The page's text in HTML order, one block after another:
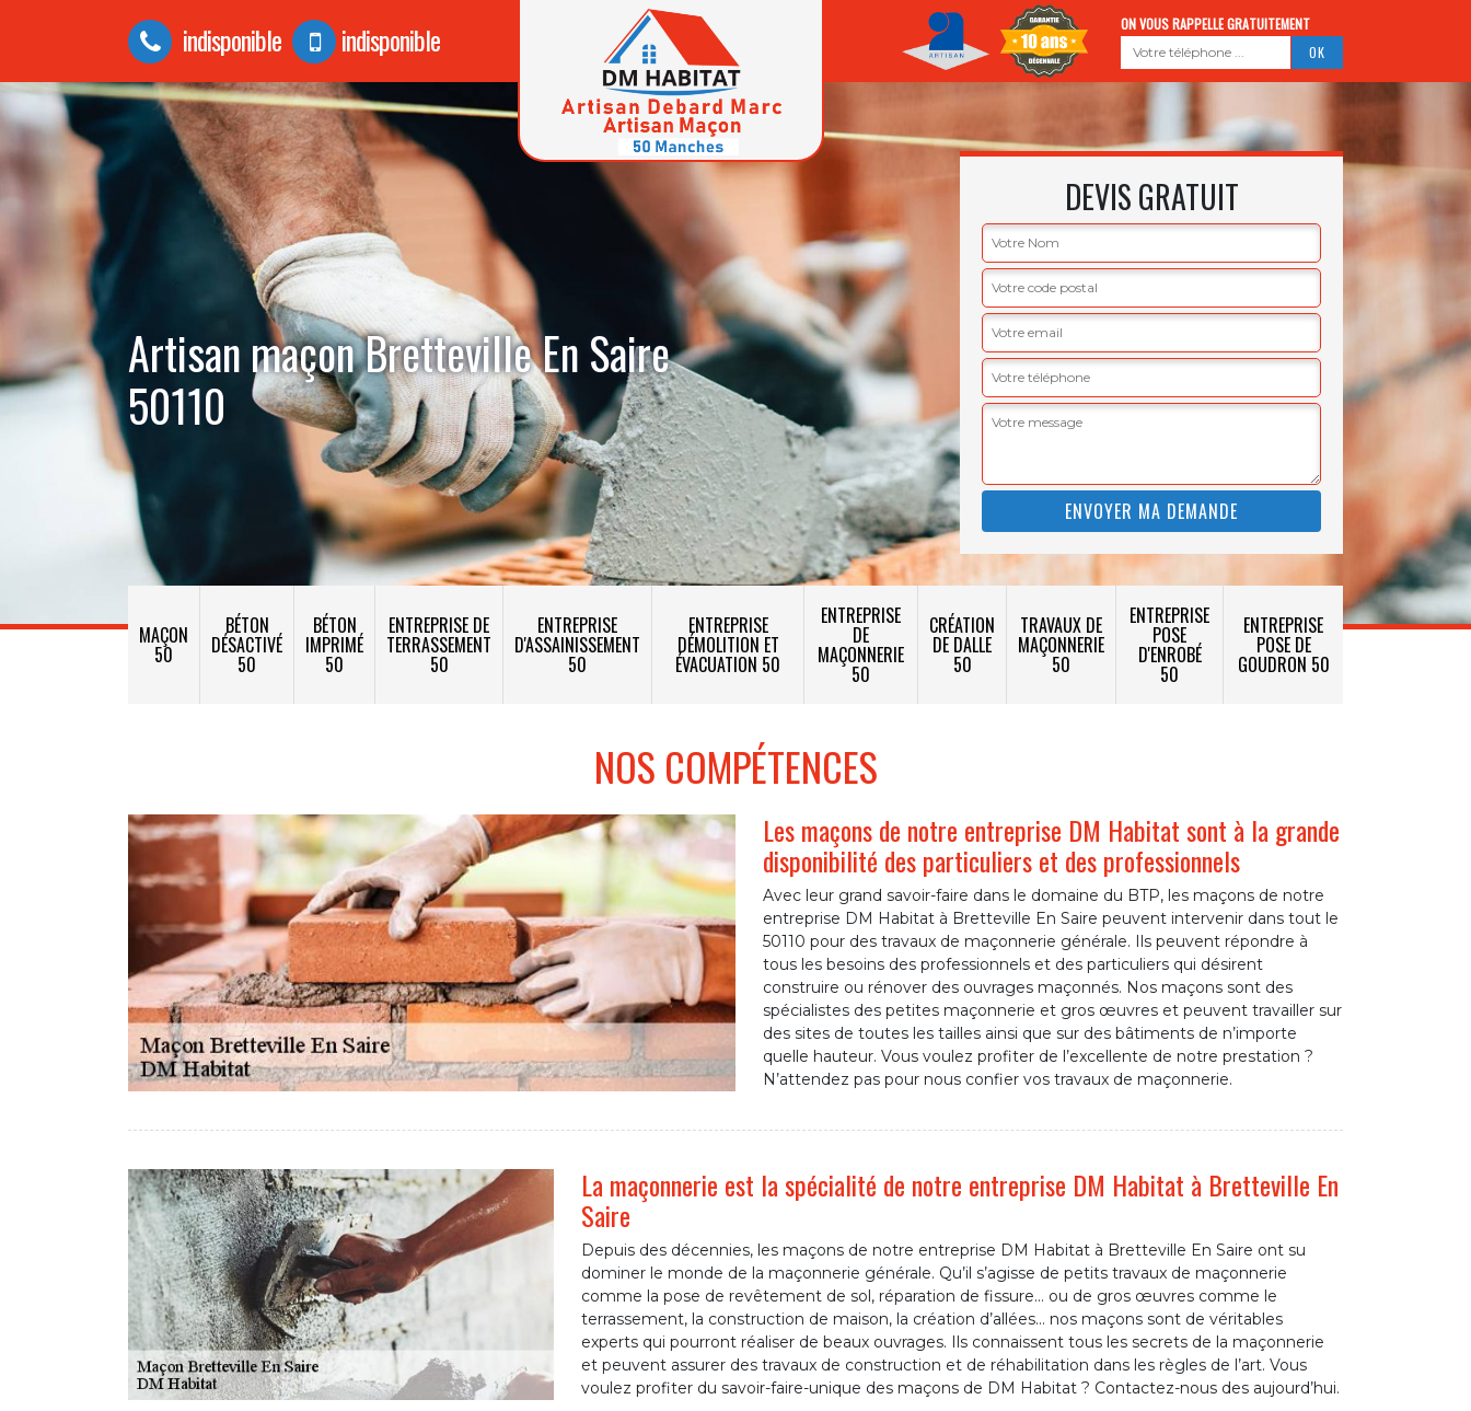
indisponible indisponible ON VOUS RAPPELLE GRATUITEMENT
Artisan maçon Bretteville En Saire
50110
DEVIS GRATUIT
MAÇON
50
BÉTON
DÉSACTIVÉ
50
BÉTON
IMPRIMÉ
50
ENTREPRISE DE
TERRASSEMENT
50
ENTREPRISE
D'ASSAINISSEMENT
50
ENTREPRISE
DÉMOLITION ET
ÉVACUATION 50
ENTREPRISE
DE
MAÇONNERIE
50
CRÉATION
DE DALLE
50
TRAVAUX DE
MAÇONNERIE
50
ENTREPRISE
POSE
D'ENROBÉ
50
ENTREPRISE
POSE DE
GOUDRON 50
NOS COMPÉTENCES
Les maçons de notre entreprise DM Habitat sont à la grande
disponibilité des particuliers et des professionnels
Avec leur grand savoir-faire dans le domaine du BTP, les maçons de notre
entreprise DM Habitat à Bretteville En Saire peuvent intervenir dans tout le
50110 pour des travaux de maçonnerie générale. Ils peuvent répondre à
tous les besoins des professionnels et des particuliers qui désirent
construire ou rénover des ouvrages maçonnés. Nos maçons sont des
spécialistes des petites maçonnerie et gros œuvres et peuvent travailler sur
des sites de toutes les tailles ainsi que sur des bâtiments de n’importe
quelle hauteur. Vous voulez profiter de l’excellente de notre prestation ?
N’attendez pas pour nous confier vos travaux de maçonnerie.
La maçonnerie est la spécialité de notre entreprise DM Habitat à Bretteville En
Saire
Depuis des décennies, les maçons de notre entreprise DM Habitat à Bretteville En Saire ont su
dominer le monde de la maçonnerie générale. Qu’il s’agisse de petits travaux de maçonnerie
comme la pose de revêtement de sol, réparation de fissure… ou de gros œuvres comme le
terrassement, la construction de maison, la création d’allées… nos maçons sont de véritables
experts qui pourront réaliser de beaux ouvrages. Ils connaissent tous les secrets de la maçonnerie
et peuvent assurer des travaux de construction et de réhabilitation dans les règles de l’art. Vous
voulez profiter du savoir-faire-unique des maçons de DM Habitat ? Contactez-nous des aujourd’hui.